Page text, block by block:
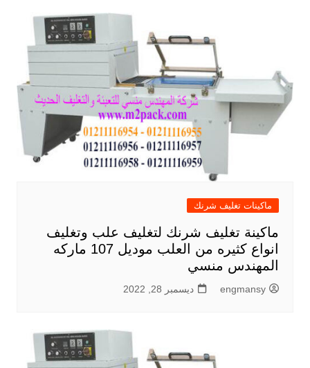
ماكينات تغليف شرنك
ماكينة تغليف شرنك لتغليف علب وتغليف
انواع كثيره من العلب موديل 107 ماركه
المهندس منسي
engmansy ديسمبر 28, 2022